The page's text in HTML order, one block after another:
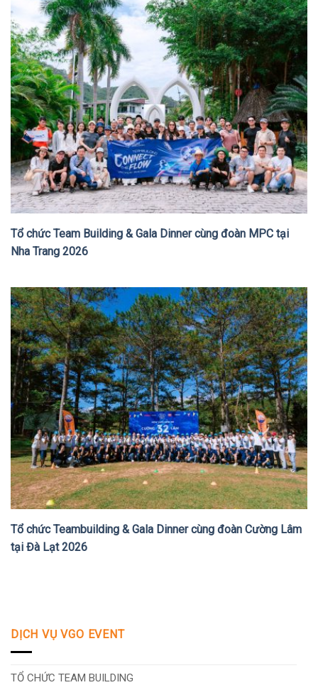
Tổ chức Team Building & Gala Dinner cùng đoàn MPC tại
Nha Trang 2026
Tổ chức Teambuilding & Gala Dinner cùng đoàn Cường Lâm
tại Đà Lạt 2026
DỊCH VỤ VGO EVENT
TỔ CHỨC TEAM BUILDING